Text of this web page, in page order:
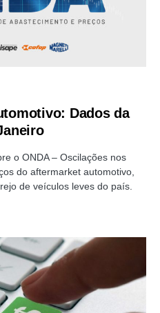
Dados da
o ONDA – Oscilações nos
do aftermarket automotivo,
de veículos leves do país.